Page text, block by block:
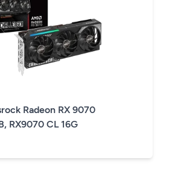
Radeon RX 9070
RX9070 CL 16G